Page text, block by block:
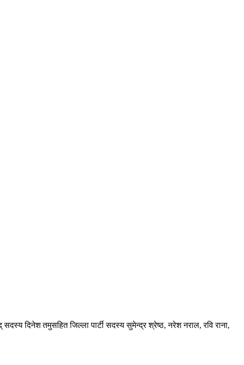
दिनेश तमुसहित जिल्ला पार्टी सदस्य सुमेन्द्र श्रेष्ठ, नरेश नराल, रवि राना,